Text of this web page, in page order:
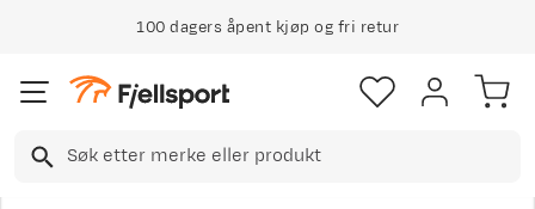
100 dagers åpent kjøp og fri retur